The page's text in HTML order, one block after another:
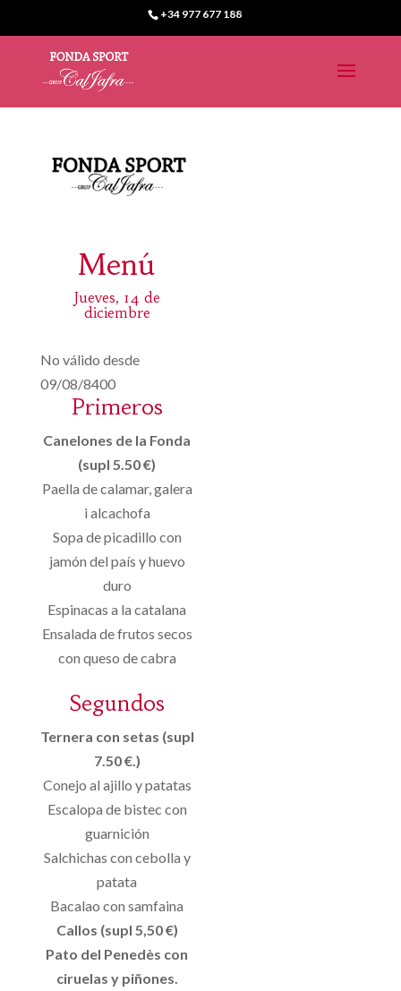
+34 977 677 188
Menú
Jueves, 14 de
diciembre
No válido desde
09/08/8400
Primeros
Canelones de la Fonda
(supl 5.50 €)
Paella de calamar, galera
i alcachofa
Sopa de picadillo con
jamón del país y huevo
duro
Espinacas a la catalana
Ensalada de frutos secos
con queso de cabra
Segundos
Ternera con setas (supl
7.50 €.)
Conejo al ajillo y patatas
Escalopa de bistec con
guarnición
Salchichas con cebolla y
patata
Bacalao con samfaina
Callos (supl 5,50 €)
Pato del Penedès con
ciruelas y piñones.